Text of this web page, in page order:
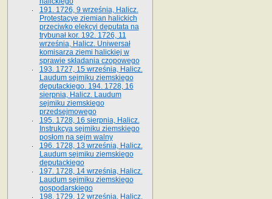
191. 1726, 9 września, Halicz.
Protestacye ziemian halickich
przeciwko elekcyi deputata na
trybunał kor. 192. 1726, 11
września, Halicz. Uniwersał
komisarza ziemi halickiej w
sprawie składania czopowego
193. 1727, 15 września, Halicz.
Laudum sejmiku ziemskiego
deputackiego. 194. 1728, 16
sierpnia, Halicz. Laudum
sejmiku ziemskiego
przedsejmowego
195. 1728, 16 sierpnia, Halicz.
Instrukcya sejmiku ziemskiego
posłom na sejm walny
196. 1728, 13 września, Halicz.
Laudum sejmiku ziemskiego
deputackiego
197. 1728, 14 września, Halicz.
Laudum sejmiku ziemskiego
gospodarskiego
198. 1729, 12 września, Halicz.